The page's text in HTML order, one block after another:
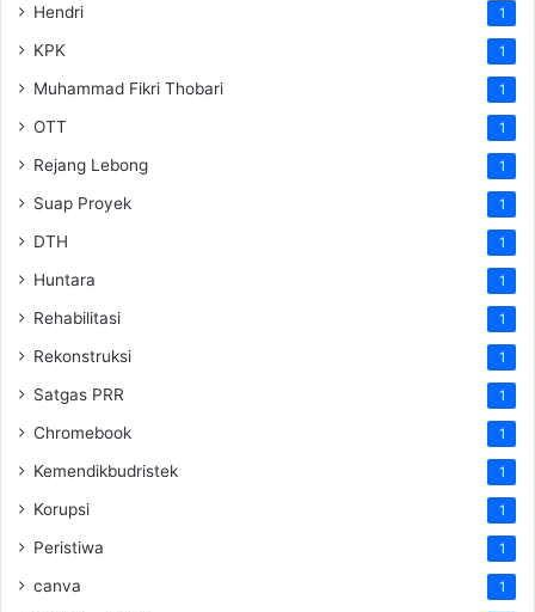
Hendri 1
KPK 1
Muhammad Fikri Thobari 1
OTT 1
Rejang Lebong 1
Suap Proyek 1
DTH 1
Huntara 1
Rehabilitasi 1
Rekonstruksi 1
Satgas PRR 1
Chromebook 1
Kemendikbudristek 1
Korupsi 1
Peristiwa 1
canva 1